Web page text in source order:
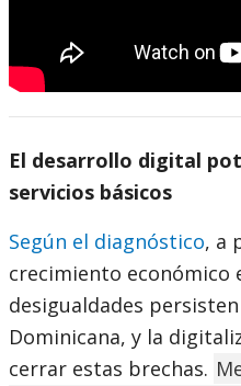
El desarrollo digital
servicios básicos
Según el diagnóstico, a
crecimiento económico
desigualdades
Dominicana, y la
cerrar estas brechas.